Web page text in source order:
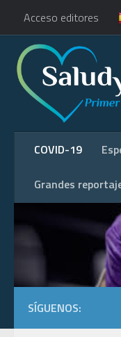
Acceso editores
COVID-19
Grandes
SÍGUENOS: